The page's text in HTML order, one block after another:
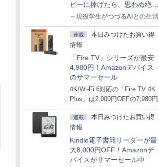
ピーに捧げたら、思わぬ絶景
に出会った話
～現役学生がつづるAIとの生活
連載
本日みつけたお買い得
情報
「Fire TV」シリーズが最安
4,980円！Amazonデバイス
のサマーセール
4K/Wi-Fi 6対応の「Fire TV 4K
Plus」は2,000円OFFの7,980円
連載
本日みつけたお買い得
情報
Kindle電子書籍リーダーが最
大8,000円OFF！Amazonデ
バイスがサマーセール中